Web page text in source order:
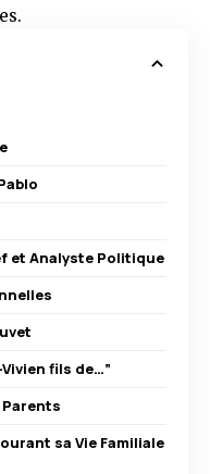
et Analyste Politique
fils de…”
sa Vie Familiale